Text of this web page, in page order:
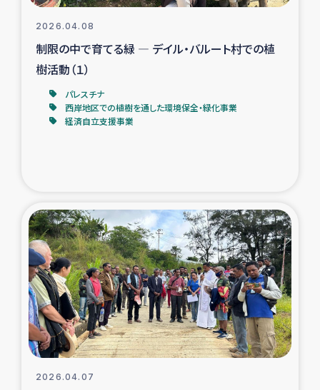
2026.04.08
制限の中で育てる緑 ― デイル・バルート村での植
樹活動（１）
パレスチナ
西岸地区での植樹を通した環境保全・緑化事業
経済自立支援事業
2026.04.07